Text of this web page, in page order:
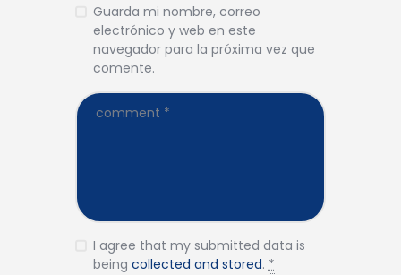
Guarda mi nombre, correo
electrónico y web en este
navegador para la próxima vez que
comente.
I agree that my submitted data is
being collected and stored.*